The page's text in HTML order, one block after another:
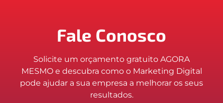
Fale Conosco
Solicite um orçamento gratuito AGORA
MESMO e descubra como o Marketing Digital
pode ajudar a sua empresa a melhorar os seus
resultados.